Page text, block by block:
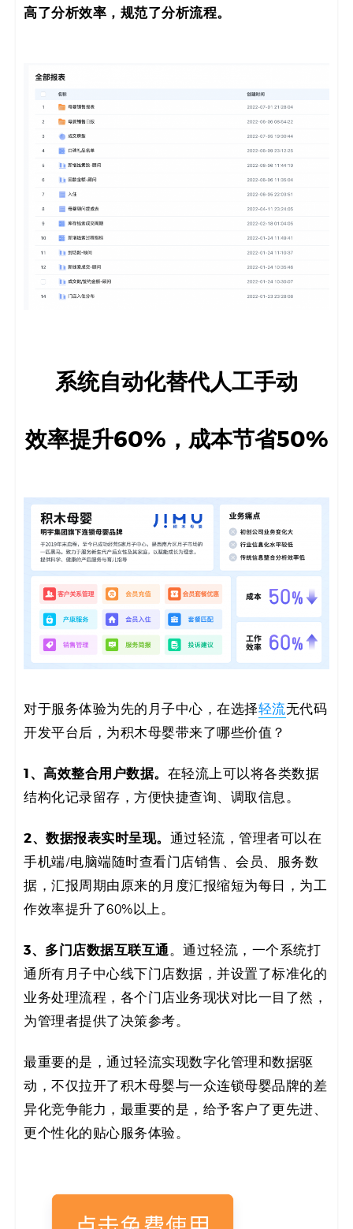
高了分析效率，规范了分析流程。
系统自动化替代人工手动
效率提升60%，成本节省50%
对于服务体验为先的月子中心，在选择轻流无代码
开发平台后，为积木母婴带来了哪些价值？
1、高效整合用户数据。
在轻流上可以将各类数据
结构化记录留存，方便快捷查询、调取信息。
2、数据报表实时呈现。
通过轻流，管理者可以在
手机端/电脑端随时查看门店销售、会员、服务数
据，汇报周期由原来的月度汇报缩短为每日，为工
作效率提升了60%以上。
3、多门店数据互联互通。通过轻流，一个系统打
通所有月子中心线下门店数据，并设置了标准化的
业务处理流程，各个门店业务现状对比一目了然，
为管理者提供了决策参考。
最重要的是，通过轻流实现数字化管理和数据驱
动，不仅拉开了积木母婴与一众连锁母婴品牌的差
异化竞争能力，最重要的是，给予客户了更先进、
更个性化的贴心服务体验。